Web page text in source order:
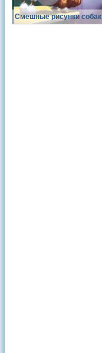
Смешные рисунки собак